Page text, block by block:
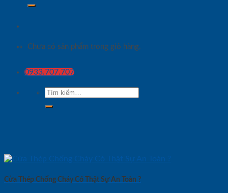
Chưa có sản phẩm trong giỏ hàng.
0933.707.707
Tìm
kiếm:
Cửa Thép Chống Cháy Có Thật Sự An Toàn ?